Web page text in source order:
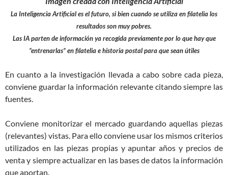
La Inteligencia Artificial es el futuro, si bien cuando se utiliza en filatelia los
resultados son muy pobres.
Las IA parten de información ya recogida previamente por lo que hay que
“entrenarlas” en filatelia e historia postal para que sean útiles
En cuanto a la investigación llevada a cabo sobre cada pieza,
conviene guardar la información relevante citando siempre las
fuentes.
Conviene monitorizar el mercado guardando aquellas piezas
(relevantes) vistas. Para ello conviene usar los mismos criterios
utilizados en las piezas propias y apuntar años y precios de
venta y siempre actualizar en las bases de datos la información
que aportan.